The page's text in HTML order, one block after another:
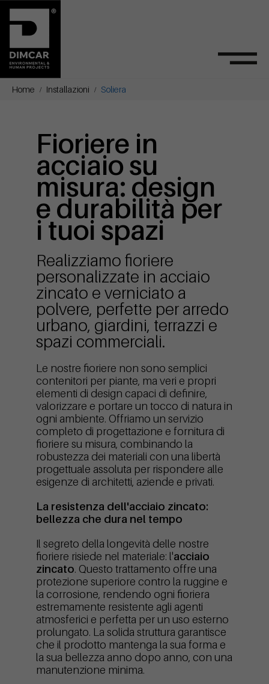
Home Installazioni Soliera
Fioriere in
acciaio su
misura: design
e durabilità per
i tuoi spazi
Realizziamo fioriere
personalizzate in acciaio
zincato e verniciato a
polvere, perfette per arredo
urbano, giardini, terrazzi e
spazi commerciali.
Le nostre fioriere non sono semplici
contenitori per piante, ma veri e propri
elementi di design capaci di definire,
valorizzare e portare un tocco di natura in
ogni ambiente. Offriamo un servizio
completo di progettazione e fornitura di
fioriere su misura, combinando la
robustezza dei materiali con una libertà
progettuale assoluta per rispondere alle
esigenze di architetti, aziende e privati.
La resistenza dell'acciaio zincato:
bellezza che dura nel tempo
Il segreto della longevità delle nostre
fioriere risiede nel materiale: l'acciaio
zincato. Questo trattamento offre una
protezione superiore contro la ruggine e
la corrosione, rendendo ogni fioriera
estremamente resistente agli agenti
atmosferici e perfetta per un uso esterno
prolungato. La solida struttura garantisce
che il prodotto mantenga la sua forma e
la sua bellezza anno dopo anno, con una
manutenzione minima.